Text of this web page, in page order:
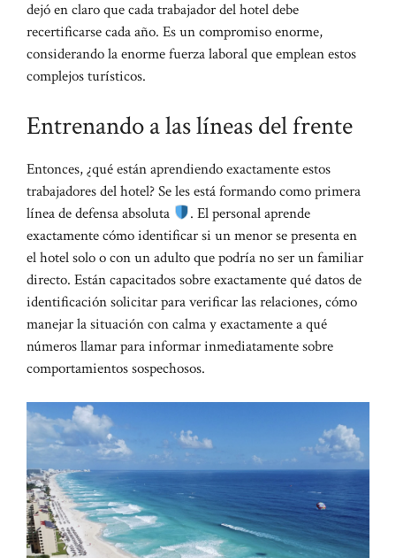
dejó en claro que cada trabajador del hotel debe
recertificarse cada año. Es un compromiso enorme,
considerando la enorme fuerza laboral que emplean estos
complejos turísticos.
Entrenando a las líneas del frente
Entonces, ¿qué están aprendiendo exactamente estos
trabajadores del hotel? Se les está formando como primera
línea de defensa absoluta
. El personal aprende
exactamente cómo identificar si un menor se presenta en
el hotel solo o con un adulto que podría no ser un familiar
directo. Están capacitados sobre exactamente qué datos de
identificación solicitar para verificar las relaciones, cómo
manejar la situación con calma y exactamente a qué
números llamar para informar inmediatamente sobre
comportamientos sospechosos.